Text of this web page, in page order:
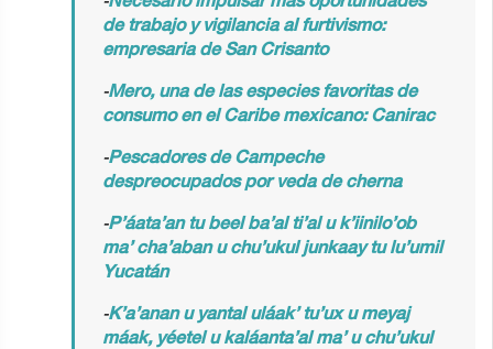
de trabajo y vigilancia al furtivismo:
empresaria de San Crisanto
-Mero, una de las especies favoritas de
consumo en el Caribe mexicano: Canirac
-Pescadores de Campeche
despreocupados por veda de cherna
-P’áata’an tu beel ba’al ti’al u k’iinilo’ob
ma’ cha’aban u chu’ukul junkaay tu lu’umil
Yucatán
-K’a’anan u yantal uláak’ tu’ux u meyaj
máak, yéetel u kaláanta’al ma’ u chu’ukul